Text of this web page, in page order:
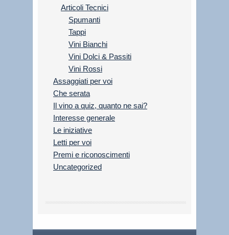
Articoli Tecnici
Spumanti
Tappi
Vini Bianchi
Vini Dolci & Passiti
Vini Rossi
Assaggiati per voi
Che serata
Il vino a quiz, quanto ne sai?
Interesse generale
Le iniziative
Letti per voi
Premi e riconoscimenti
Uncategorized